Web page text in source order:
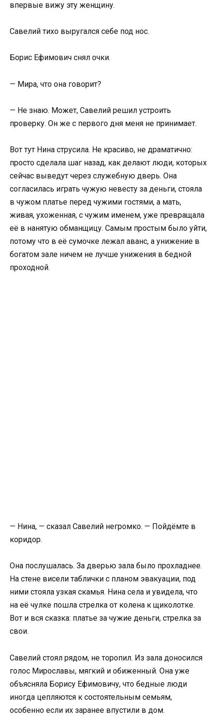
впервые вижу эту женщину.
Савелий тихо выругался себе под нос.
Борис Ефимович снял очки.
— Мира, что она говорит?
— Не знаю. Может, Савелий решил устроить
проверку. Он же с первого дня меня не принимает.
Вот тут Нина струсила. Не красиво, не драматично:
просто сделала шаг назад, как делают люди, которых
сейчас выведут через служебную дверь. Она
согласилась играть чужую невесту за деньги, стояла
в чужом платье перед чужими гостями, а мать,
живая, ухоженная, с чужим именем, уже превращала
её в нанятую обманщицу. Самым простым было уйти,
потому что в её сумочке лежал аванс, а унижение в
богатом зале ничем не лучше унижения в бедной
проходной.
— Нина, — сказал Савелий негромко. — Пойдёмте в
коридор.
Она послушалась. За дверью зала было прохладнее.
На стене висели таблички с планом эвакуации, под
ними стояла узкая скамья. Нина села и увидела, что
на её чулке пошла стрелка от колена к щиколотке.
Вот и вся сказка: платье за чужие деньги, стрелка за
свои.
Савелий стоял рядом, не торопил. Из зала доносился
голос Мирославы, мягкий и обиженный. Она уже
объясняла Борису Ефимовичу, что бедные люди
иногда цепляются к состоятельным семьям,
особенно если их заранее впустили в дом.